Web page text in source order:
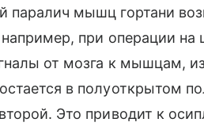
паралич мышц гортани
например, при операции
от мозга к мышцам,
в полуоткрытом
Это приводит к